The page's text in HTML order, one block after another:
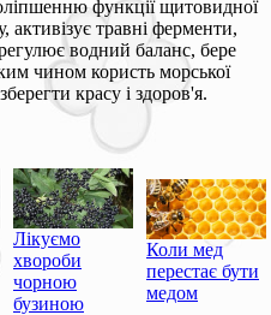
функції щитовидної
активізує травні ферменти,
водний баланс, бере
чином користь морської
красу і здоров'я.
Лікуємо
хвороби
чорною
бузиною
Коли мед
перестає бути
медом